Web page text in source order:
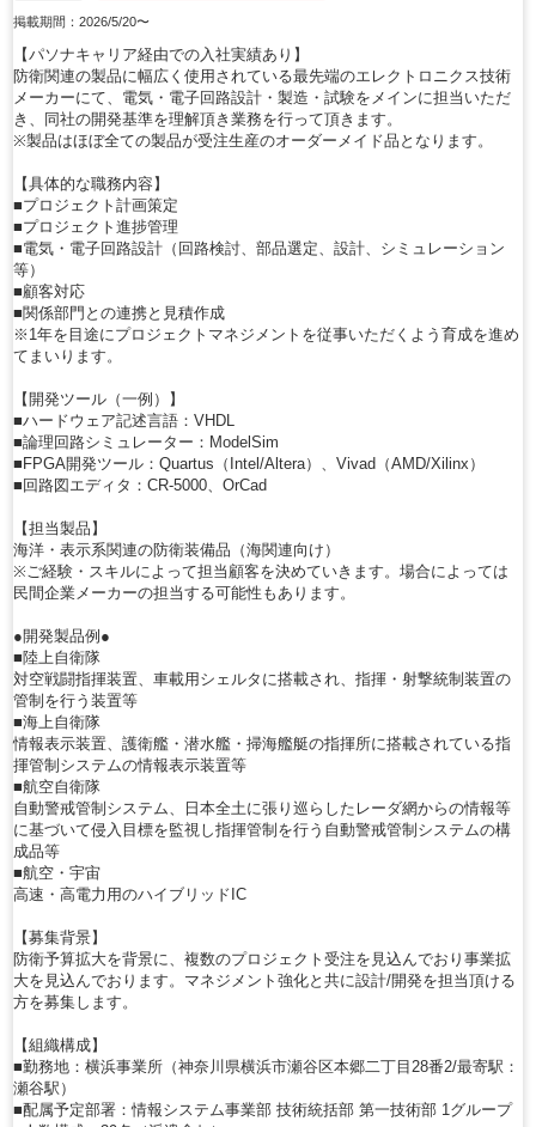
掲載期間：2026/5/20〜
【パソナキャリア経由での入社実績あり】
防衛関連の製品に幅広く使用されている最先端のエレクトロニクス技術
メーカーにて、電気・電子回路設計・製造・試験をメインに担当いただ
き、同社の開発基準を理解頂き業務を行って頂きます。
※製品はほぼ全ての製品が受注生産のオーダーメイド品となります。
【具体的な職務内容】
■プロジェクト計画策定
■プロジェクト進捗管理
■電気・電子回路設計（回路検討、部品選定、設計、シミュレーション
等）
■顧客対応
■関係部門との連携と見積作成
※1年を目途にプロジェクトマネジメントを従事いただくよう育成を進め
てまいります。
【開発ツール（一例）】
■ハードウェア記述言語：VHDL
■論理回路シミュレーター：ModelSim
■FPGA開発ツール：Quartus（Intel/Altera）、Vivad（AMD/Xilinx）
■回路図エディタ：CR-5000、OrCad
【担当製品】
海洋・表示系関連の防衛装備品（海関連向け）
※ご経験・スキルによって担当顧客を決めていきます。場合によっては
民間企業メーカーの担当する可能性もあります。
●開発製品例●
■陸上自衛隊
対空戦闘指揮装置、車載用シェルタに搭載され、指揮・射撃統制装置の
管制を行う装置等
■海上自衛隊
情報表示装置、護衛艦・潜水艦・掃海艦艇の指揮所に搭載されている指
揮管制システムの情報表示装置等
■航空自衛隊
自動警戒管制システム、日本全土に張り巡らしたレーダ網からの情報等
に基づいて侵入目標を監視し指揮管制を行う自動警戒管制システムの構
成品等
■航空・宇宙
高速・高電力用のハイブリッドIC
【募集背景】
防衛予算拡大を背景に、複数のプロジェクト受注を見込んでおり事業拡
大を見込んでおります。マネジメント強化と共に設計/開発を担当頂ける
方を募集します。
【組織構成】
■勤務地：横浜事業所（神奈川県横浜市瀬谷区本郷二丁目28番2/最寄駅：
瀬谷駅）
■配属予定部署：情報システム事業部 技術統括部 第一技術部 1グループ